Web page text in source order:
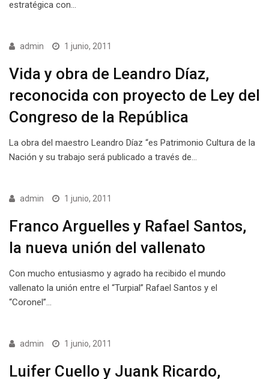
estratégica con…
admin 1 junio, 2011
Vida y obra de Leandro Díaz,
reconocida con proyecto de Ley del
Congreso de la República
La obra del maestro Leandro Díaz “es Patrimonio Cultura de la
Nación y su trabajo será publicado a través de…
admin 1 junio, 2011
Franco Arguelles y Rafael Santos,
la nueva unión del vallenato
Con mucho entusiasmo y agrado ha recibido el mundo
vallenato la unión entre el “Turpial” Rafael Santos y el
“Coronel”…
admin 1 junio, 2011
Luifer Cuello y Juank Ricardo,